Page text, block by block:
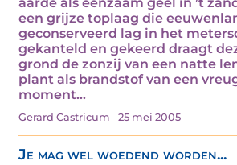
een grijze toplaag die
geconserveerd lag in het
gekanteld en gekeerd draagt
grond de zonzij van een natte
plant als brandstof van een
moment…
Gerard Castricum 25 mei 2005
Je mag wel woedend worden...